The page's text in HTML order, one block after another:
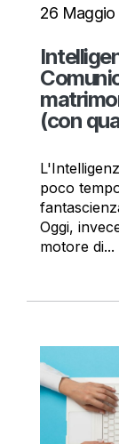
26
(con
poco
Oggi,
motore di...